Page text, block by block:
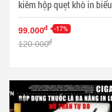
kiêm hộp quẹt khò in biểu
tưởng nguyên tử - Mã SP:
BL01999
99.000đ -17%
120.000đ